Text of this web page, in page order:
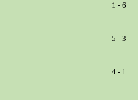
1 - 6
5 - 3
4 - 1